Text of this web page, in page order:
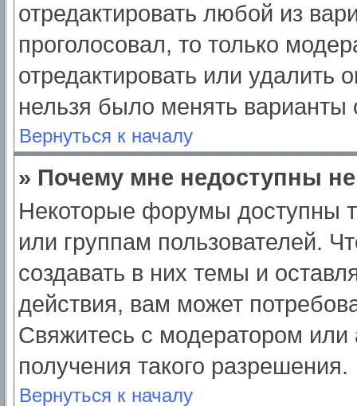
отредактировать любой из
проголосовал, то только
отредактировать или удалить
нельзя было менять варианты
Вернуться к началу
» Почему мне недоступны
Некоторые форумы доступны
или группам пользователей.
создавать в них темы и
действия, вам может
Свяжитесь с модератором
получения такого разрешения.
Вернуться к началу